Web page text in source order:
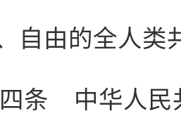
自由的全人类
条 中华人民